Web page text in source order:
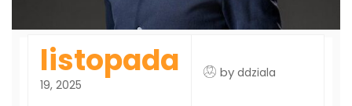
listopada
19, 2025
by ddziala